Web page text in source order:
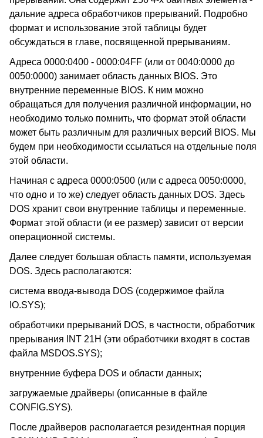
дальние адреса обработчиков прерываний. Подробно
формат и использование этой таблицы будет
обсуждаться в главе, посвященной прерываниям.
Адреса 0000:0400 - 0000:04FF (или от 0040:0000 до
0050:0000) занимает область данных BIOS. Это
внутренние переменные BIOS. К ним можно
обращаться для получения различной информации, но
необходимо только помнить, что формат этой области
может быть различным для различных версий BIOS. Мы
будем при необходимости ссылаться на отдельные поля
этой области.
Начиная с адреса 0000:0500 (или с адреса 0050:0000,
что одно и то же) следует область данных DOS. Здесь
DOS хранит свои внутренние таблицы и переменные.
Формат этой области (и ее размер) зависит от версии
операционной системы.
Далее следует большая область памяти, используемая
DOS. Здесь располагаются:
система ввода-вывода DOS (содержимое файла
IO.SYS);
обработчики прерываний DOS, в частности, обработчик
прерывания INT 21H (эти обработчики входят в состав
файла MSDOS.SYS);
внутренние буфера DOS и области данных;
загружаемые драйверы (описанные в файле
CONFIG.SYS).
После драйверов располагается резидентная порция